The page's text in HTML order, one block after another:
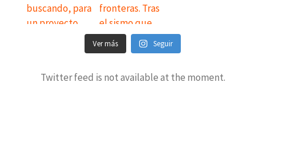
Ver más Seguir
Twitter feed is not available at the moment.